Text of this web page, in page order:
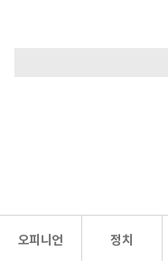
오피니언 정치